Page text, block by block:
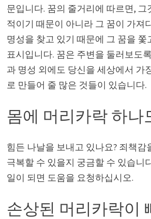
문입니다. 꿈의 줄거리에 따르면, 그
적이기 때문이 아니라 그 꿈이 가져
명성을 찾고 있기 때문에 그 꿈을
표시입니다. 꿈은 주변을 둘러보도
과 명성 외에도 당신을 세상에서 가
로 만들어 줄 많은 것들이 있습니다.
몸에 머리카락 하나
힘든 나날을 보내고 있나요? 죄책감
극복할 수 있을지 궁금할 수 있습니
일이 되면 도움을 요청하십시오.
손상된 머리카락이